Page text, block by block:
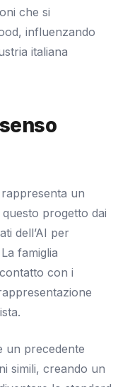
che si
influenzando
italiana
rappresenta un
progetto dai
dell’AI per
famiglia
con i
un precedente
simili, creando un